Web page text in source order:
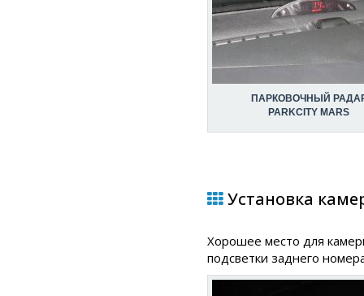
ПАРКОВОЧНЫЙ
PARKCITY MARS
Установка
Хорошее место для
подсветки заднего